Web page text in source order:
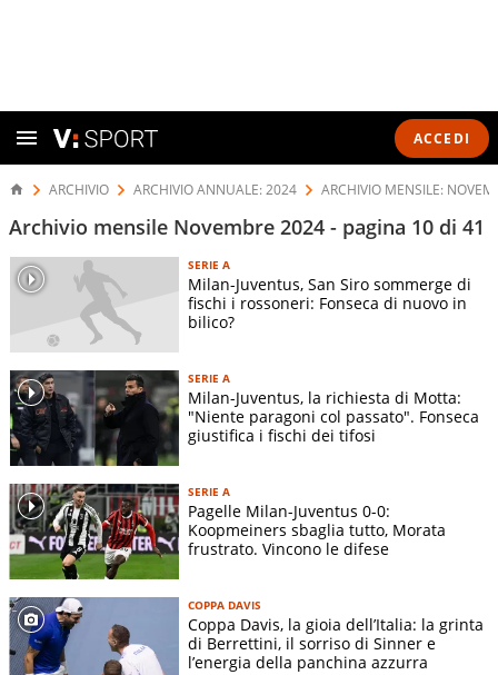
ACCEDI
ARCHIVIO ARCHIVIO ANNUALE: 2024 ARCHIVIO MENSILE:
Archivio mensile Novembre 2024 - pagina 10 di 41
SERIE A
Milan-Juventus, San Siro sommerge di
fischi i rossoneri: Fonseca di nuovo in
bilico?
SERIE A
Milan-Juventus, la richiesta di Motta:
"Niente paragoni col passato". Fonseca
giustifica i fischi dei tifosi
SERIE A
Pagelle Milan-Juventus 0-0:
Koopmeiners sbaglia tutto, Morata
frustrato. Vincono le difese
COPPA DAVIS
Coppa Davis, la gioia dell’Italia: la grinta
di Berrettini, il sorriso di Sinner e
l’energia della panchina azzurra